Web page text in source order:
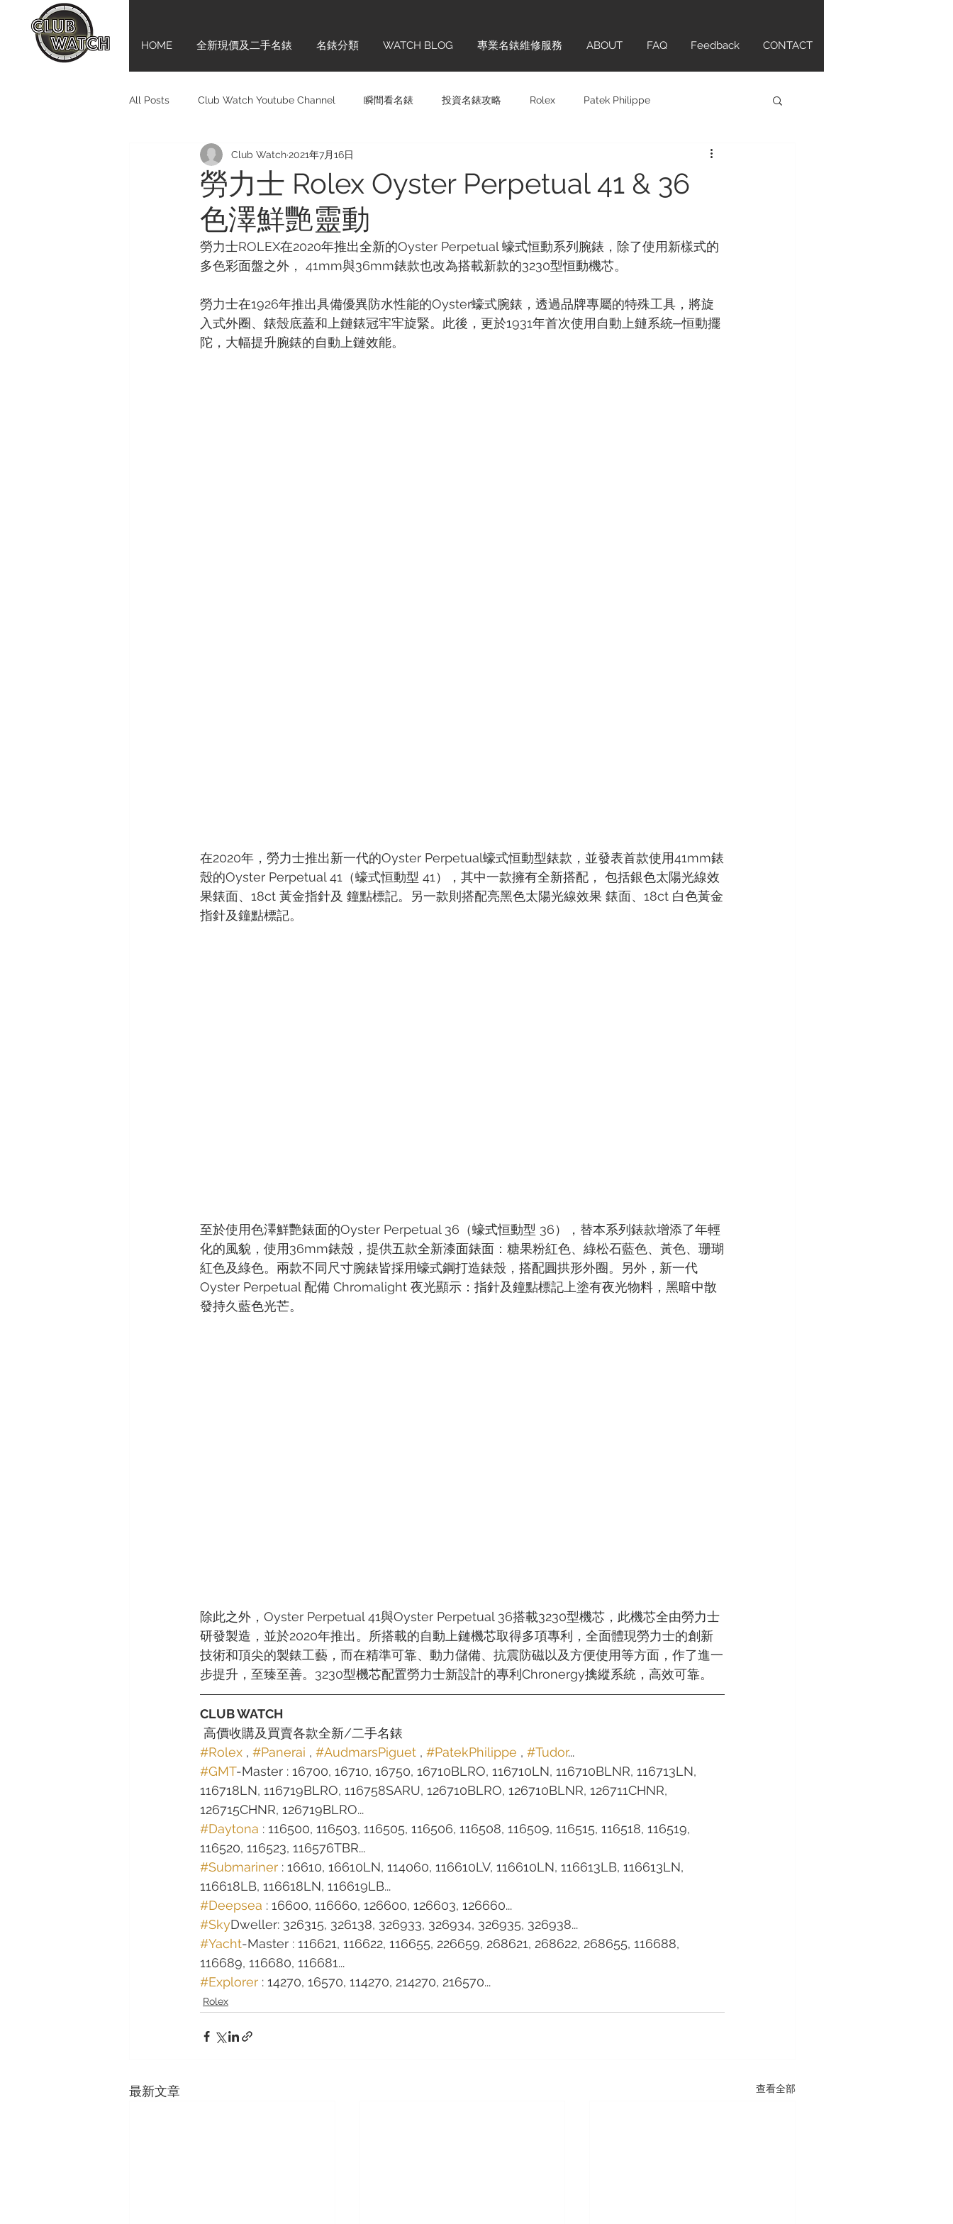
HOME 全新現價及二手名錶 名錶分類 WATCH BLOG 專業名錶維修服務 ABOUT FAQ Feedback CONTACT
All Posts Club Watch Youtube Channel 瞬間看名錶 投資名錶攻略 Rolex Patek Philippe
Audemars Piguet Tudor Panerai
Girard-Perregaux 新手上路齊齊學 品牌巡禮
Bell & Ross BVLGARI MONTBLANC Cartier BREITLING TAG HEUER
VACHERON CONSTANTIN ZENITH
勞力士 Rolex Oyster Perpetual 41 & 36
色澤鮮艷靈動
Club Watch2021年7月16日
勞力士ROLEX在2020年推出全新的Oyster Perpetual 蠔式恒動系列腕錶，除了使用新樣式的
多色彩面盤之外， 41mm與36mm錶款也改為搭載新款的3230型恒動機芯。
勞力士在1926年推出具備優異防水性能的Oyster蠔式腕錶，透過品牌專屬的特殊工具，將旋
入式外圈、錶殼底蓋和上鏈錶冠牢牢旋緊。此後，更於1931年首次使用自動上鏈系統─恒動擺
陀，大幅提升腕錶的自動上鏈效能。
在2020年，勞力士推出新一代的Oyster Perpetual蠔式恒動型錶款，並發表首款使用41mm錶
殼的Oyster Perpetual 41（蠔式恒動型 41），其中一款擁有全新搭配， 包括銀色太陽光線效
果錶面、18ct 黃金指針及 鐘點標記。另一款則搭配亮黑色太陽光線效果 錶面、18ct 白色黃金
指針及鐘點標記。
至於使用色澤鮮艷錶面的Oyster Perpetual 36（蠔式恒動型 36），替本系列錶款增添了年輕
化的風貌，使用36mm錶殼，提供五款全新漆面錶面：糖果粉紅色、綠松石藍色、黃色、珊瑚
紅色及綠色。兩款不同尺寸腕錶皆採用蠔式鋼打造錶殼，搭配圓拱形外圈。另外，新一代
Oyster Perpetual 配備 Chromalight 夜光顯示：指針及鐘點標記上塗有夜光物料，黑暗中散
發持久藍色光芒。
除此之外，Oyster Perpetual 41與Oyster Perpetual 36搭載3230型機芯，此機芯全由勞力士
研發製造，並於2020年推出。所搭載的自動上鏈機芯取得多項專利，全面體現勞力士的創新
技術和頂尖的製錶工藝，而在精準可靠、動力儲備、抗震防磁以及方便使用等方面，作了進一
步提升，至臻至善。3230型機芯配置勞力士新設計的專利Chronergy擒縱系統，高效可靠。
CLUB WATCH
高價收購及買賣各款全新/二手名錶
#Rolex , #Panerai , #AudmarsPiguet , #PatekPhilippe , #Tudor...
#GMT-Master : 16700, 16710, 16750, 16710BLRO, 116710LN, 116710BLNR, 116713LN,
116718LN, 116719BLRO, 116758SARU, 126710BLRO, 126710BLNR, 126711CHNR,
126715CHNR, 126719BLRO...
#Daytona : 116500, 116503, 116505, 116506, 116508, 116509, 116515, 116518, 116519,
116520, 116523, 116576TBR...
#Submariner : 16610, 16610LN, 114060, 116610LV, 116610LN, 116613LB, 116613LN,
116618LB, 116618LN, 116619LB...
#Deepsea : 16600, 116660, 126600, 126603, 126660...
#SkyDweller: 326315, 326138, 326933, 326934, 326935, 326938...
#Yacht-Master : 116621, 116622, 116655, 226659, 268621, 268622, 268655, 116688,
116689, 116680, 116681...
#Explorer : 14270, 16570, 114270, 214270, 216570...
Rolex
最新文章 查看全部